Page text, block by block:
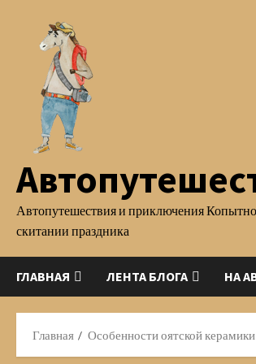
содержимому
Автопутешествия и приключения
скитании праздника
ГЛАВНАЯ ЛЕНТА БЛОГА НА
Главная Особенности оятской керамики